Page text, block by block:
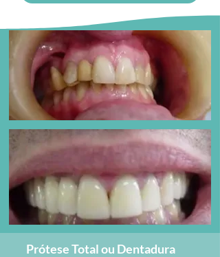
Prótese Total ou Dentadura